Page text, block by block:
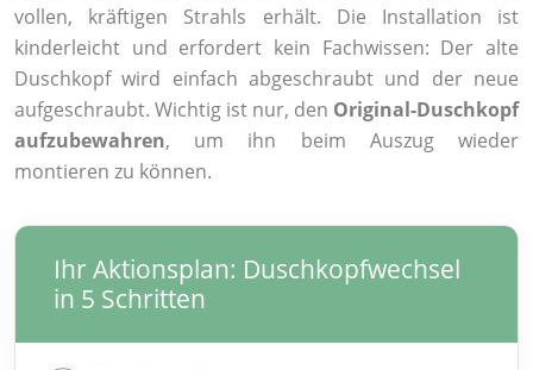
vollen, kräftigen Strahls erhält. Die Installation ist
kinderleicht und erfordert kein Fachwissen: Der alte
Duschkopf wird einfach abgeschraubt und der neue
aufgeschraubt. Wichtig ist nur, den Original-Duschkopf
aufzubewahren, um ihn beim Auszug wieder
montieren zu können.
Ihr Aktionsplan: Duschkopfwechsel
in 5 Schritten